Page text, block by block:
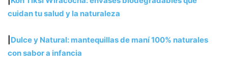
cuidan tu salud y la naturaleza
Dulce y Natural: mantequillas de maní 100% naturales
con sabor a infancia